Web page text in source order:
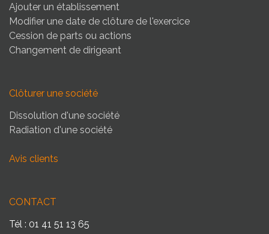
Ajouter un établissement
Modifier une date de clôture de l'exercice
Cession de parts ou actions
Changement de dirigeant
Clôturer une société
Dissolution d'une société
Radiation d'une société
Avis clients
CONTACT
Tél : 01 41 51 13 65